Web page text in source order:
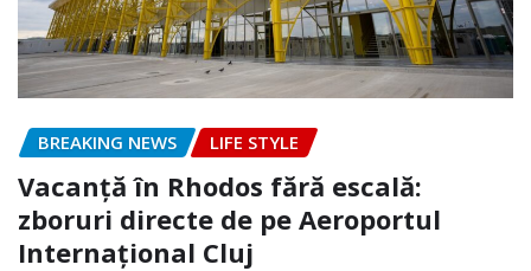
BREAKING NEWS LIFE STYLE
Vacanță în Rhodos fără escală:
zboruri directe de pe Aeroportul
Internațional Cluj